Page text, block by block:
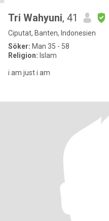
Tri Wahyuni, 41
Ciputat, Banten, Indonesien
Söker: Man 35 - 58
Religion: Islam
i am just i am